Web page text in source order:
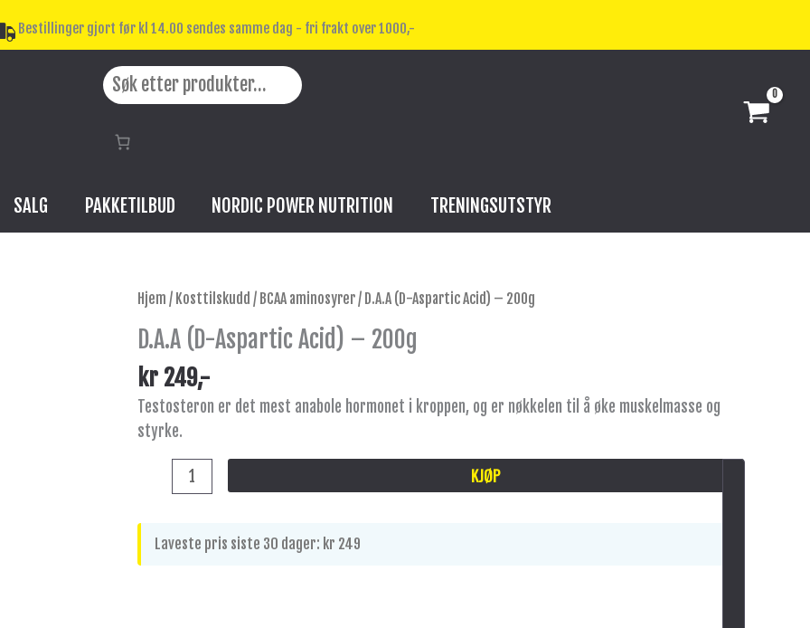
Bestillinger gjort før kl 14.00 sendes samme dag - fri frakt over 1000,-
SALG PAKKETILBUD NORDIC POWER NUTRITION TRENINGSUTSTYR
Hjem / Kosttilskudd / BCAA aminosyrer/ D.A.A (D-Aspartic Acid) – 200g
D.A.A (D-Aspartic Acid) – 200g
kr 249,-
Testosteron er det mest anabole hormonet i kroppen, og er nøkkelen til å øke muskelmasse og
styrke.
D.A.A
Aspartic
Acid)
-
200g
antall
KJØP
Laveste pris siste 30 dager: kr 249